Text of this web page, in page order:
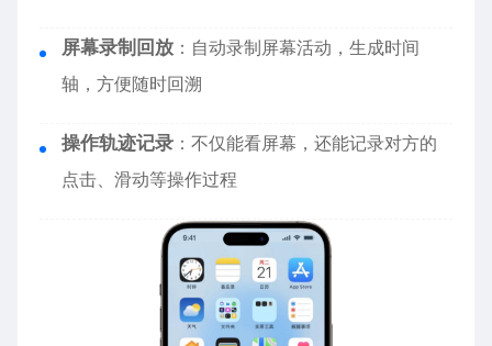
屏幕录制回放 ：自动录制屏幕活动，生成时间
轴，方便随时回溯
操作轨迹记录 ：不仅能看屏幕，还能记录对方的
点击、滑动等操作过程